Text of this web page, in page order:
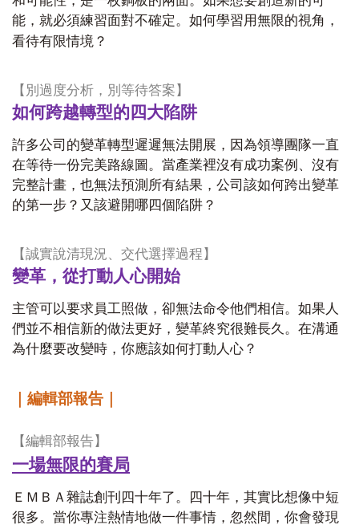
能，就必須練習面對不確定。如何學習用無限的視角，
看待有限情境？
【別過度分析，別等待答案】
如何跨越轉型的四大陷阱
許多公司的變革轉型遲遲無法開展，因為領導團隊一直
在等待一份完美路線圖。當產業裡沒有成功案例、沒有
完整計畫，也無法預測所有結果，公司該如何跨出變革
的第一步？又該避開哪四個陷阱？
【誠實說清現況、交代選擇過程】
變革，從打動人心開始
主管可以要求員工照做，卻無法命令他們相信。如果人
們並不相信新的做法更好，變革終究很難長久。在溝通
為什麼要改變時，你應該如何打動人心？
｜編輯部報告｜
【編輯部報告】
一場無限的賽局
ＥＭＢＡ雜誌創刊四十年了。四十年，其實比想像中短
很多。當你專注熱情地做一件事情，忽然間，你會發現